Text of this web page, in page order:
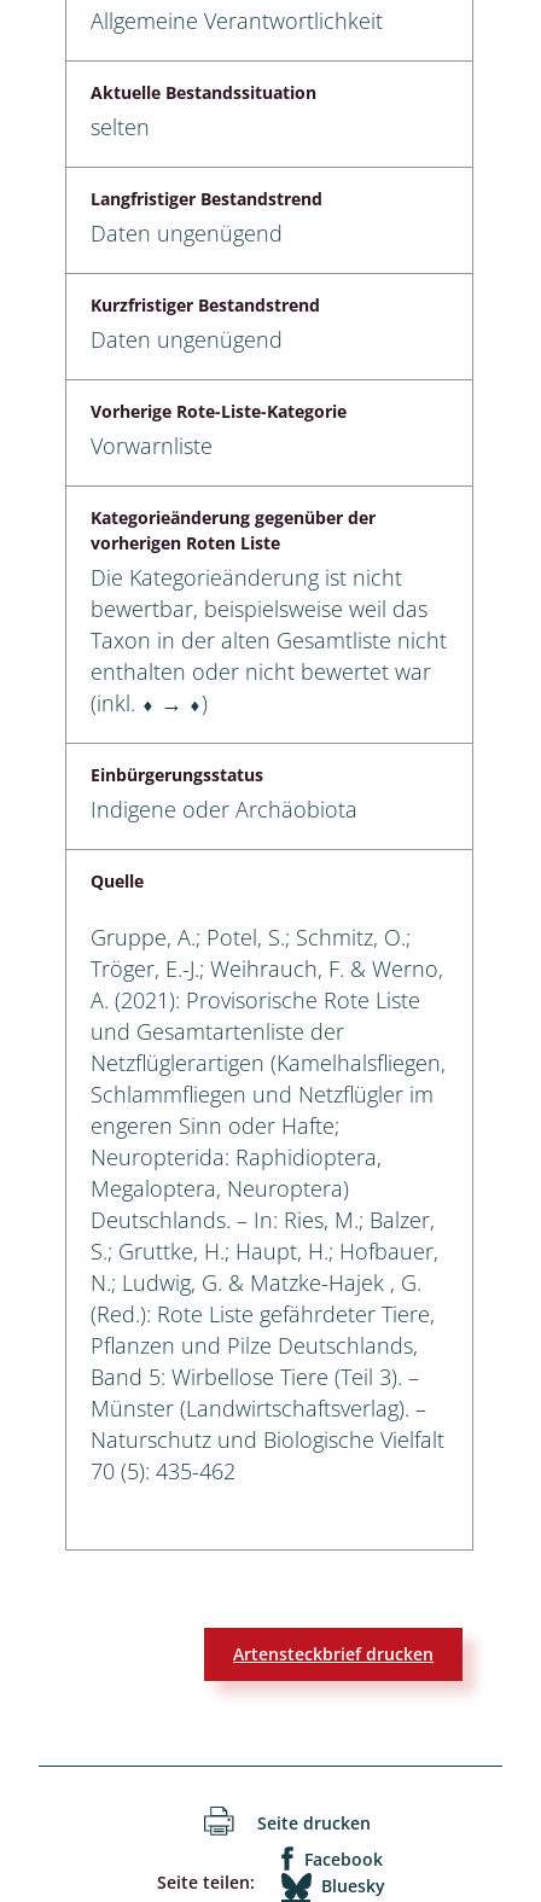
Allgemeine Verantwortlichkeit
Aktuelle Bestandssituation
selten
Langfristiger Bestandstrend
Daten ungenügend
Kurzfristiger Bestandstrend
Daten ungenügend
Vorherige Rote-Liste-Kategorie
Vorwarnliste
Kategorieänderung gegenüber der
vorherigen Roten Liste
Die Kategorieänderung ist nicht
bewertbar, beispielsweise weil das
Taxon in der alten Gesamtliste nicht
enthalten oder nicht bewertet war
(inkl. ⬧ → ⬧)
Einbürgerungsstatus
Indigene oder Archäobiota
Quelle
Gruppe, A.; Potel, S.; Schmitz, O.;
Tröger, E.-J.; Weihrauch, F. & Werno,
A. (2021): Provisorische Rote Liste
und Gesamtartenliste der
Netzflüglerartigen (Kamelhalsfliegen,
Schlammfliegen und Netzflügler im
engeren Sinn oder Hafte;
Neuropterida: Raphidioptera,
Megaloptera, Neuroptera)
Deutschlands. – In: Ries, M.; Balzer,
S.; Gruttke, H.; Haupt, H.; Hofbauer,
N.; Ludwig, G. & Matzke-Hajek , G.
(Red.): Rote Liste gefährdeter Tiere,
Pflanzen und Pilze Deutschlands,
Band 5: Wirbellose Tiere (Teil 3). –
Münster (Landwirtschaftsverlag). –
Naturschutz und Biologische Vielfalt
70 (5): 435-462
Artensteckbrief drucken
Seite drucken
Seite teilen:
Facebook
Bluesky